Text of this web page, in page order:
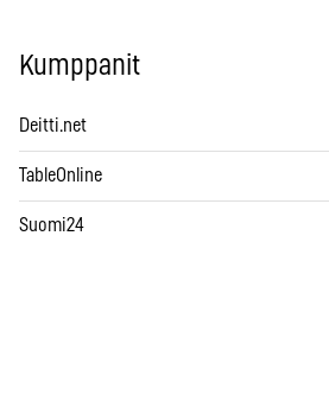
Kumppanit
Deitti.net
TableOnline
Suomi24